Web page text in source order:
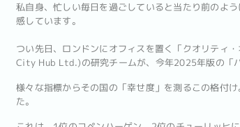
私自身、忙しい毎日を過ごしていると当たり前のよ
感しています。
つい先日、ロンドンにオフィスを置く「クオリテ
City Hub Ltd.)の研究チームが、今年2025年版の「
様々な指標からその国の「幸せ度」を測るこの格付
た。